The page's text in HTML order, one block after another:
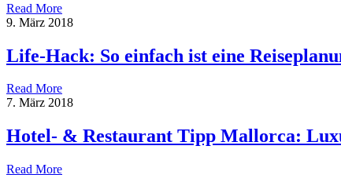
Read More
9. März 2018
Life-Hack: So einfach ist eine
Read More
7. März 2018
Hotel- & Restaurant Tipp Mallorca:
Read More